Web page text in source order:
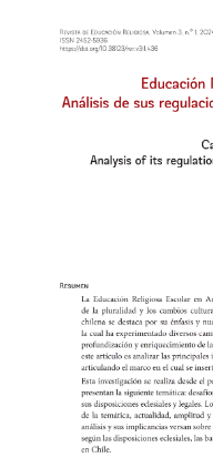
Barra
lateral